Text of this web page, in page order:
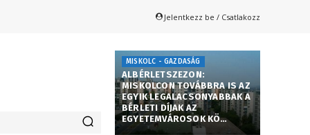
Jelentkezz be / Csatlakozz
MISKOLC - GAZDASÁG
ALBÉRLETSZEZON:
MISKOLCON TOVÁBBRA IS AZ
EGYIK LEGALACSONYABBAK A
BÉRLETI DÍJAK AZ
EGYETEMVÁROSOK KÖ…